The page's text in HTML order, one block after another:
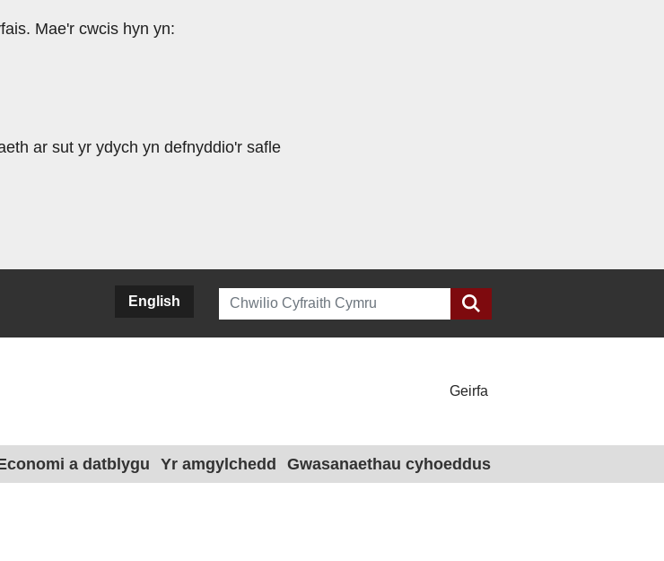
Mae'r cwcis hyn yn:
ar sut yr ydych yn defnyddio'r safle
English
Search
Geirfa
a datblygu Yr amgylchedd Gwasanaethau cyhoeddus